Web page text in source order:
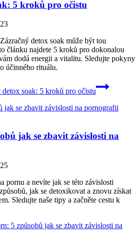
5 kroků pro očistu
detox soak může být tou
článku najdete 5 kroků pro dokonalou
dodá energii a vitalitu. Sledujte pokyny
účinného rituálu.
detox soak: 5 kroků pro očistu
jak se zbavit závislosti na
pornu a nevíte jak se této závislosti
jak se detoxikovat a znovu získat
Sledujte naše tipy a začněte cestu k
5 způsobů jak se zbavit závislosti na